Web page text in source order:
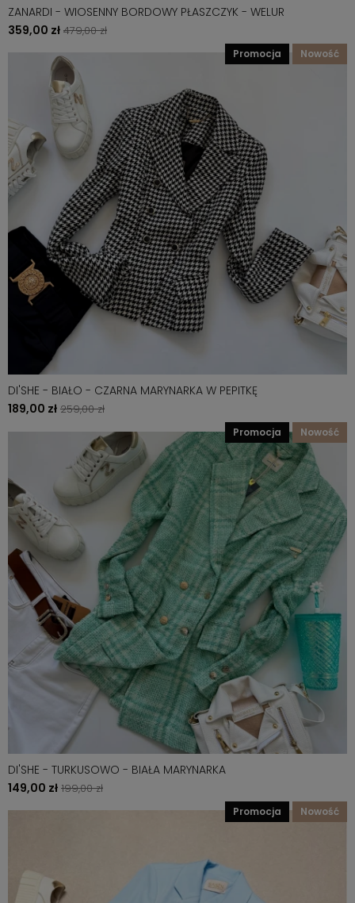
ZANARDI - WIOSENNY BORDOWY PŁASZCZYK - WELUR
359,00 zł 479,00 zł
DI'SHE - BIAŁO - CZARNA MARYNARKA W PEPITKĘ
189,00 zł 259,00 zł
promocja nowość
DI'SHE - TURKUSOWO - BIAŁA MARYNARKA
149,00 zł 199,00 zł
promocja nowość
promocja nowość